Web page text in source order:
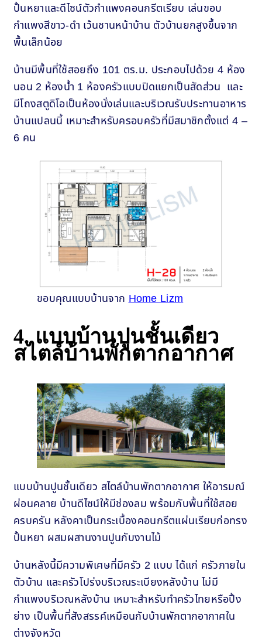
ปั้นหยาและดีไซน์ตัวกำแพงคอนกรีตเรียบ เล่นขอบ
กำแพงสีขาว-ดำ เว้นชานหน้าบ้าน ตัวบ้านยกสูงขึ้นจาก
พื้นเล็กน้อย
บ้านมีพื้นที่ใช้สอยถึง 101 ตร.ม. ประกอบไปด้วย 4 ห้อง
นอน 2 ห้องน้ำ 1 ห้องครัวแบบปิดแยกเป็นสัดส่วน และ
มีโถงสตูดิโอเป็นห้องนั่งเล่นและบริเวณรับประทานอาหาร
บ้านแปลนนี้ เหมาะสำหรับครอบครัวที่มีสมาชิกตั้งแต่ 4 –
6 คน
ขอบคุณแบบบ้านจากHome Lizm
4. แบบบ้านปูนชั้นเดียว
สไตล์บ้านพักตากอากาศ
แบบบ้านปูนชั้นเดียว สไตล์บ้านพักตากอากาศ ให้อารมณ์
ผ่อนคลาย บ้านดีไซน์ให้มีช่องลม พร้อมกับพื้นที่ใช้สอย
ครบครัน หลังคาเป็นกระเบื้องคอนกรีตแผ่นเรียบก่อทรง
ปั้นหยา ผสมผสานงานปูนกับงานไม้
บ้านหลังนี้มีความพิเศษที่มีครัว 2 แบบ ได้แก่ ครัวภายใน
ตัวบ้าน และครัวโปร่งบริเวณระเบียงหลังบ้าน ไม่มี
กำแพงบริเวณหลังบ้าน เหมาะสำหรับทำครัวไทยหรือปิ้ง
ย่าง เป็นพื้นที่สังสรรค์เหมือนกับบ้านพักตากอากาศใน
ต่างจังหวัด